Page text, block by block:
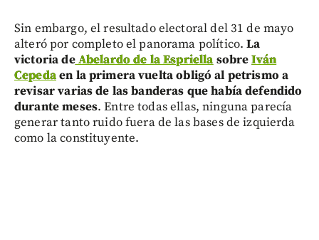
Sin embargo, el resultado electoral del 31 de mayo
alteró por completo el panorama político.La
victoria deAbelardo de la Espriella sobreIván
Cepedaen la primera vuelta obligó al petrismo a
revisar varias de las banderas que había defendido
durante meses. Entre todas ellas, ninguna parecía
generar tanto ruido fuera de las bases de izquierda
como la constituyente.